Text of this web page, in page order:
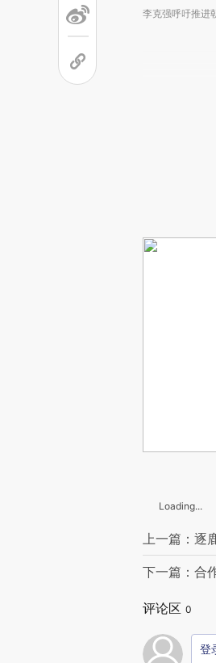
李克强呼吁推进
Loading...
上一篇：逐
下一篇：合
评论区 0
登